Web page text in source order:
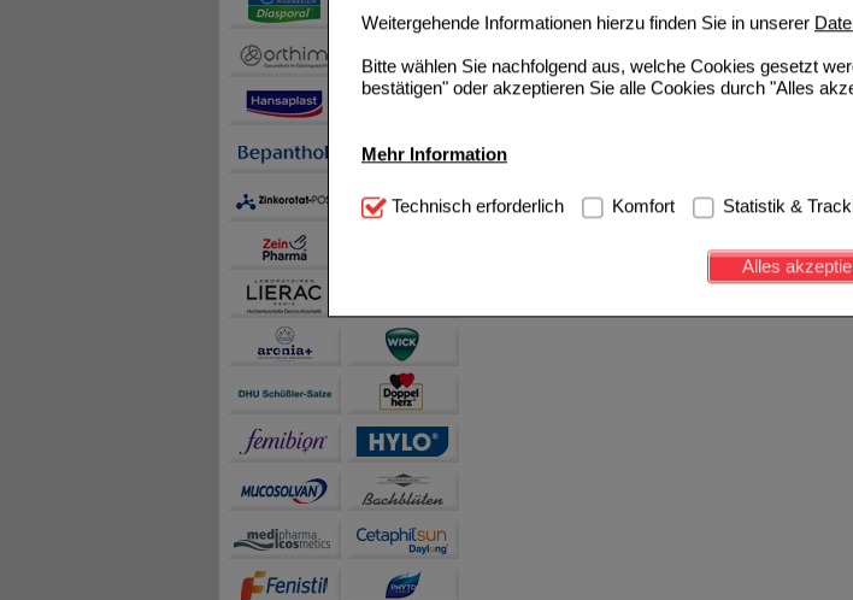
Weitergehende Informationen hierzu finden Sie in unserer
Bitte wählen Sie nachfolgend aus, welche Cookies gesetzt
bestätigen" oder akzeptieren Sie alle Cookies durch "Alles
Mehr Information
Technisch Notwendig: Hierbei handelt es sich um Cookies,
notwendig sind (z.B. Navigation, Warenkorb, Kundenkonto),
Diese Cookies werden genutzt um das
beispielsweise für die Wiedererkennung des Besuchers oder
Inhalte anzuzeigen und unser Partnerprogramm zu betreiben.
Statistik & Tracking:
sammeln, mit deren Hilfe wir unsere Website weiter für Sie
auch die Werbung auf Drittseiten möglichst relevant für Sie
teilweise an Dritte wie z.B. Google oder soziale Medien
Technisch erforderlich Komfort Statistik &
Alles